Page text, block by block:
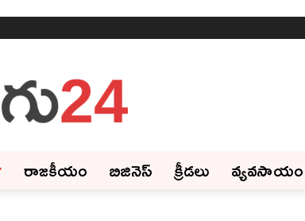
రాజకీయం బిజినెస్‌ క్రీడలు వ్యవసాయం